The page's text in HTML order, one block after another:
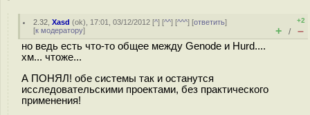
2.32 ,Xasd (ok), 17:01, 03/12/2012 [^] [^^] [^^^] [ответить]
[к модератору]
+2
+ / –
но ведь есть что-то общее между Genode и Hurd....
хм... чтоже...
А ПОНЯЛ! обе системы так и останутся
исследовательскими проектами, без практического
применения!